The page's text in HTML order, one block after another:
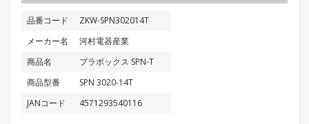
品番コード
ZKW-SPN302014T
メーカー名
河村電器産業
商品名
プラボックス SPN-T
商品型番
SPN 3020-14T
JANコード
4571293540116